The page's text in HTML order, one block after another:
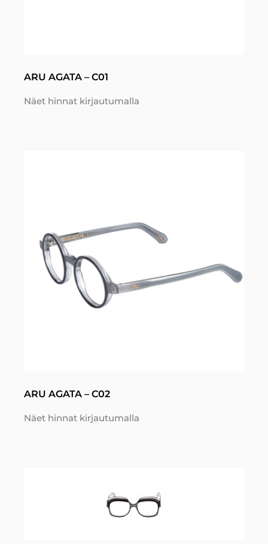
ARU AGATA – C01
Näet hinnat kirjautumalla
ARU AGATA – C02
Näet hinnat kirjautumalla